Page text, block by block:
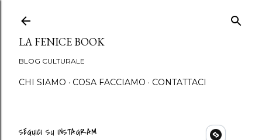
LA FENICE BOOK
BLOG CULTURALE
CHI SIAMO COSA FACCIAMO CONTATTACI
SEGUICI SU INSTAGRAM